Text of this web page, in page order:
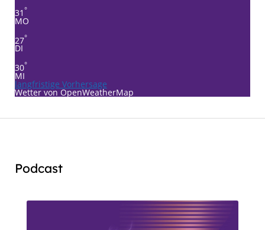
31 °
MO
27°
DI
30°
MI
langfristige Vorhersage
Wetter von OpenWeatherMap
Podcast
Player